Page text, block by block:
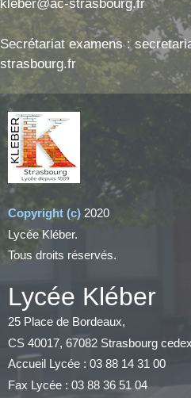
kleber@ac-strasbourg.fr
Secrétariat examens :
strasbourg.fr
Copyright (c) 2020
Lycée Kléber.
Tous droits réservés.
Lycée Kléber
25 Place de Bordeaux,
CS 40017, 67082 Strasbourg cedex
Accueil Lycée : 03 88 14 31 00
Fax Lycée : 03 88 36 51 04